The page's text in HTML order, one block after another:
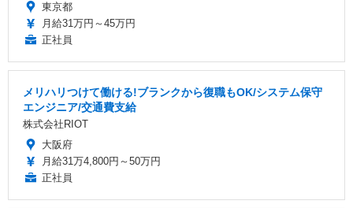
東京都
月給31万円～45万円
正社員
メリハリつけて働ける!ブランクから復職もOK/システム保守
エンジニア/交通費支給
株式会社RIOT
大阪府
月給31万4,800円～50万円
正社員